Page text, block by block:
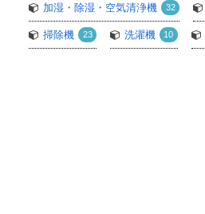
加湿・除湿・空気清浄機 32
掃除機 23 洗濯機 10